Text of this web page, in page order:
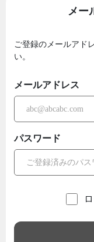
メー
ご登録のメールアド
い。
メールアドレス
パスワード